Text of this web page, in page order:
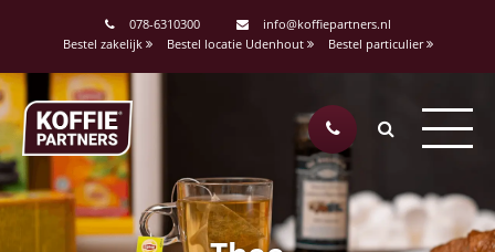
078-6310300
info@koffiepartners.nl
Bestel zakelijk
Bestel locatie Udenhout Bestel particulier